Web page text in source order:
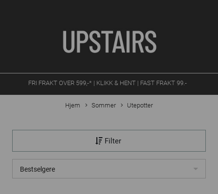
FRI FRAKT OVER 599,-* | KLIKK & HENT | FAST FRAKT 99.-
Hjem Sommer Utepotter
Filter
Bestselgere